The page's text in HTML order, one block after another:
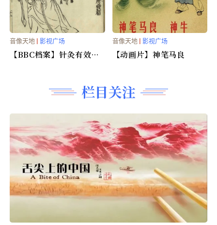
音像天地 | 影视广场
【BBC档案】针灸有效的
音像天地 | 影视广场
【动画片】神笔马良
栏目关注